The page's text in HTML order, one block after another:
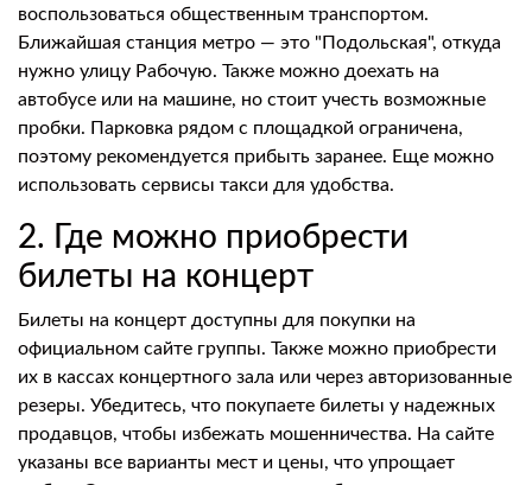
воспользоваться общественным транспортом.
Ближайшая станция метро — это "Подольская", откуда
нужно улицу Рабочую. Также можно доехать на
автобусе или на машине, но стоит учесть возможные
пробки. Парковка рядом с площадкой ограничена,
поэтому рекомендуется прибыть заранее. Еще можно
использовать сервисы такси для удобства.
2. Где можно приобрести
билеты на концерт
Билеты на концерт доступны для покупки на
официальном сайте группы. Также можно приобрести
их в кассах концертного зала или через авторизованные
резеры. Убедитесь, что покупаете билеты у надежных
продавцов, чтобы избежать мошенничества. На сайте
указаны все варианты мест и цены, что упрощает